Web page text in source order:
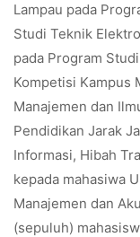
Lampau pada
Studi Teknik
pada Program
Kompetisi Kampus
Manajemen dan
Pendidikan Jarak
Informasi, Hibah
kepada mahasiwa
Manajemen dan
(sepuluh)